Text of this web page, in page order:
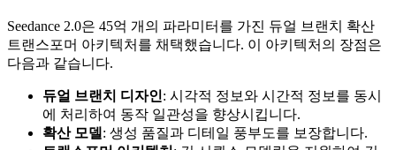
Seedance 2.0은 45억 개의 파라미터를 가진 듀얼 브랜치 확산
트랜스포머 아키텍처를 채택했습니다. 이 아키텍처의 장점은
다음과 같습니다.
듀얼 브랜치 디자인: 시각적 정보와 시간적 정보를 동시
에 처리하여 동작 일관성을 향상시킵니다.
확산 모델 : 생성 품질과 디테일 풍부도를 보장합니다.